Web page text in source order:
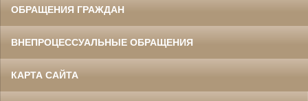
ОБРАЩЕНИЯ ГРАЖДАН
ВНЕПРОЦЕССУАЛЬНЫЕ ОБРАЩЕНИЯ
КАРТА САЙТА